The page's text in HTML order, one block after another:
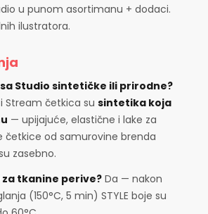
u punom asortimanu + dodaci.
ilustratora.
Studio sintetičke ili prirodne?
Stream četkica su sintetika koja
— upijajuće, elastične i lake za
četkice od samurovine brenda
zasebno.
za tkanine perive? Da — nakon
(150°C, 5 min) STYLE boje su